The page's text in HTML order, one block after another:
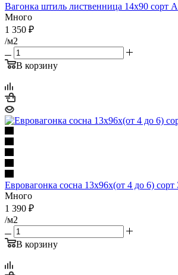
Вагонка штиль лиственница 14х90 cорт А
Много
1 350 ₽
/м2
В корзину
Евровагонка сосна 13х96х(от 4 до 6) сорт
Много
1 390 ₽
/м2
В корзину